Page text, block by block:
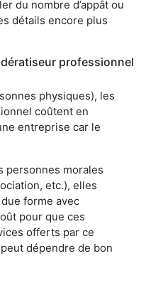
du nombre d’appât ou
détails encore plus
dératiseur professionnel
physiques), les
coûtent en
entreprise car le
personnes morales
etc.), elles
forme avec
pour que ces
offerts par ce
dépendre de bon